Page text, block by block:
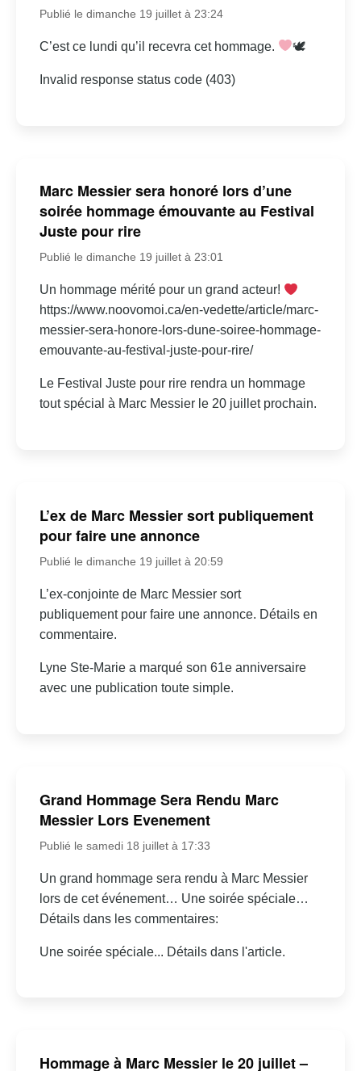
Publié le dimanche 19 juillet à 23:24
C’est ce lundi qu’il recevra cet hommage. 🕊
Invalid response status code (403)
Marc Messier sera honoré lors d’une
soirée hommage émouvante au Festival
Juste pour rire
Publié le dimanche 19 juillet à 23:01
Un hommage mérité pour un grand acteur!
https://www.noovomoi.ca/en-vedette/article/marc-
messier-sera-honore-lors-dune-soiree-hommage-
emouvante-au-festival-juste-pour-rire/
Le Festival Juste pour rire rendra un hommage
tout spécial à Marc Messier le 20 juillet prochain.
L’ex de Marc Messier sort publiquement
pour faire une annonce
Publié le dimanche 19 juillet à 20:59
L’ex-conjointe de Marc Messier sort
publiquement pour faire une annonce. Détails en
commentaire.
Lyne Ste-Marie a marqué son 61e anniversaire
avec une publication toute simple.
Grand Hommage Sera Rendu Marc
Messier Lors Evenement
Publié le samedi 18 juillet à 17:33
Un grand hommage sera rendu à Marc Messier
lors de cet événement… Une soirée spéciale…
Détails dans les commentaires:
Une soirée spéciale... Détails dans l'article.
Hommage à Marc Messier le 20 juillet –